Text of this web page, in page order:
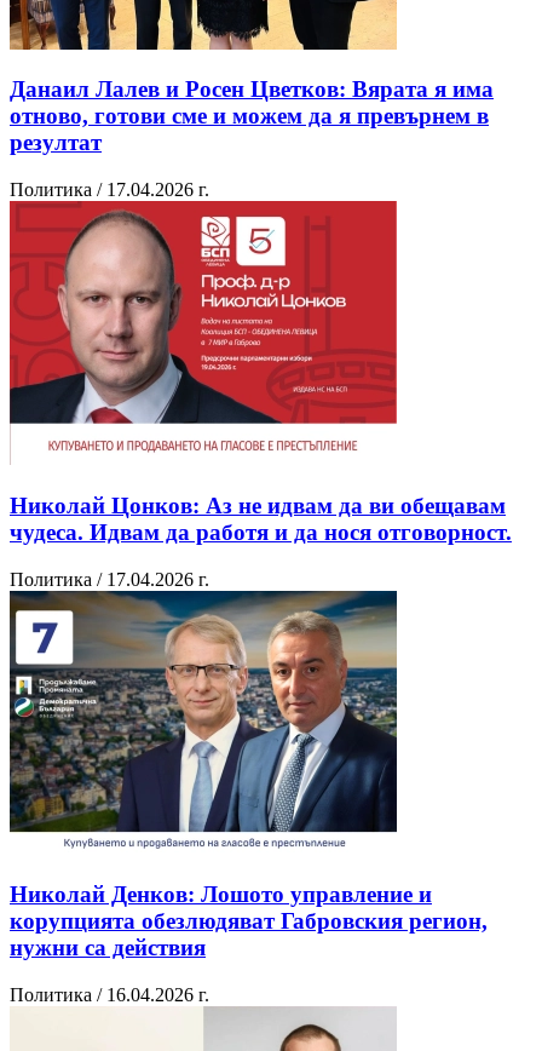
Данаил Лалев и Росен Цветков: Вярата я има
отново, готови сме и можем да я превърнем в
резултат
Политика / 17.04.2026 г.
Николай Цонков: Аз не идвам да ви обещавам
чудеса. Идвам да работя и да нося отговорност.
Политика / 17.04.2026 г.
Николай Денков: Лошото управление и
корупцията обезлюдяват Габровския регион,
нужни са действия
Политика / 16.04.2026 г.